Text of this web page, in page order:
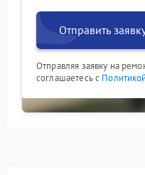
Отправить
Отправляя заявку на
соглашаетесь с